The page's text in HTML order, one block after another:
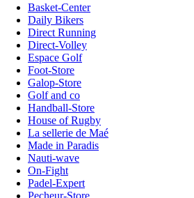
Basket-Center
Daily Bikers
Direct Running
Direct-Volley
Espace Golf
Foot-Store
Galop-Store
Golf and co
Handball-Store
House of Rugby
La sellerie de Maé
Made in Paradis
Nauti-wave
On-Fight
Padel-Expert
Pecheur-Store